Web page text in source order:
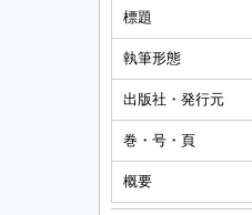
標題
執筆形態
出版社・発行元
巻・号・頁
概要